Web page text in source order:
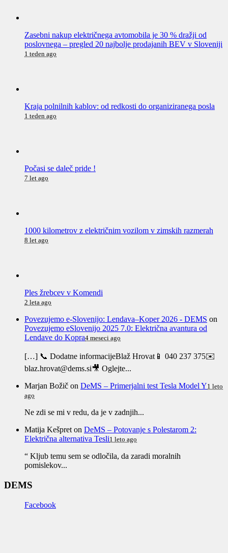
Zasebni nakup električnega avtomobila je 30 % dražji od
poslovnega – pregled 20 najbolje prodajanih BEV v Sloveniji
1 teden ago
Kraja polnilnih kablov: od redkosti do organiziranega posla
1 teden ago
Počasi se daleč pride !
7 let ago
1000 kilometrov z električnim vozilom v zimskih razmerah
8 let ago
Ples žrebcev v Komendi
2 leta ago
Povezujemo e-Slovenijo: Lendava–Koper 2026 - DEMS on
Povezujemo eSlovenijo 2025 7.0: Električna avantura od
Lendave do Kopra4 meseci ago
[…] 📞 Dodatne informacijeBlaž Hrovat📱 040 237 375✉️
blaz.hrovat@dems.si🎥 Oglejte...
Marjan Božič on DeMS – Primerjalni test Tesla Model Y1 leto
ago
Ne zdi se mi v redu, da je v zadnjih...
Matija Kešpret on DeMS – Potovanje s Polestarom 2:
Električna alternativa Tesli1 leto ago
“ Kljub temu sem se odločila, da zaradi moralnih
pomislekov...
DEMS
Facebook